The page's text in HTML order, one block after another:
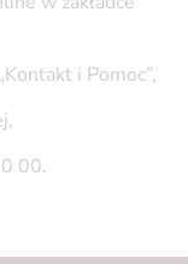
i Pomoc”,
00.